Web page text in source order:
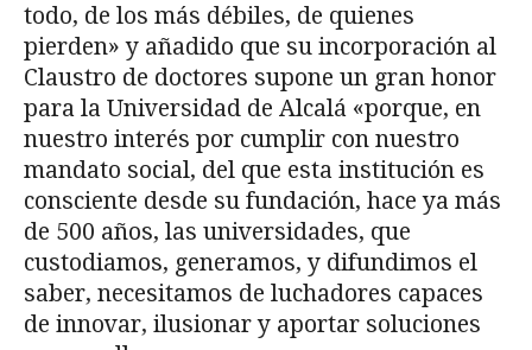
todo, de los más débiles, de quienes
pierden» y añadido que su incorporación al
Claustro de doctores supone un gran honor
para la Universidad de Alcalá «porque, en
nuestro interés por cumplir con nuestro
mandato social, del que esta institución es
consciente desde su fundación, hace ya más
de 500 años, las universidades, que
custodiamos, generamos, y difundimos el
saber, necesitamos de luchadores capaces
de innovar, ilusionar y aportar soluciones